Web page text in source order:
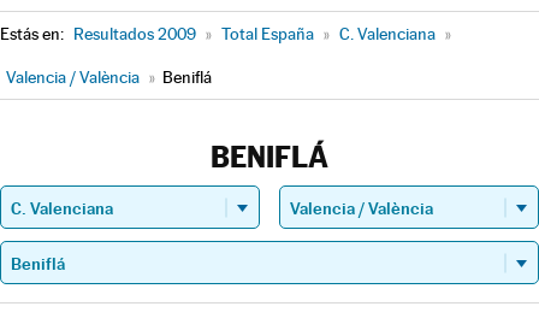
Estás en: Resultados 2009 » Total España » C. Valenciana »
Valencia / València » Beniflá
BENIFLÁ